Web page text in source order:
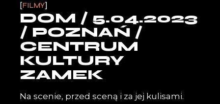
FILMY
DOM / 5.04.2023
/ POZNAŃ /
CENTRUM
KULTURY
ZAMEK
Na scenie, przed sceną i za jej kulisami.